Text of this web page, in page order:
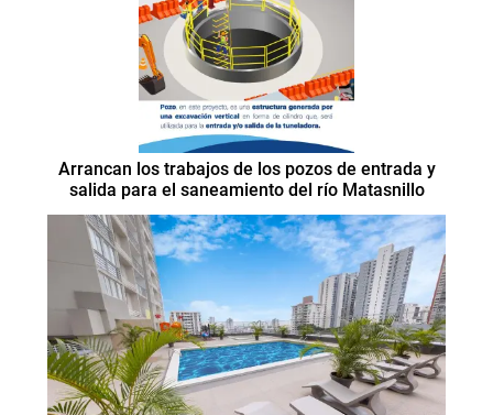
Arrancan los trabajos de los pozos de entrada y
salida para el saneamiento del río Matasnillo